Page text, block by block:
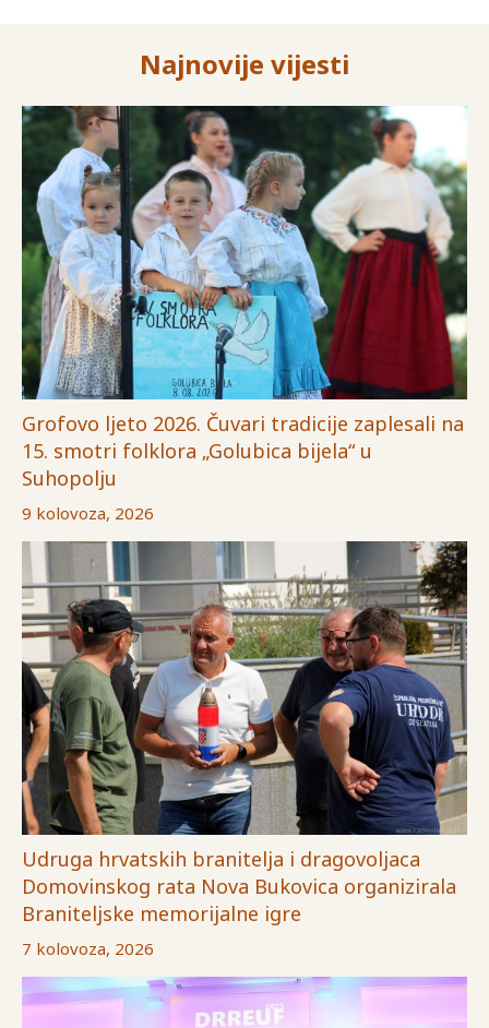
Najnovije vijesti
Grofovo ljeto 2026. Čuvari tradicije zaplesali na
15. smotri folklora „Golubica bijela“ u
Suhopolju
9 kolovoza, 2026
Udruga hrvatskih branitelja i dragovoljaca
Domovinskog rata Nova Bukovica organizirala
Braniteljske memorijalne igre
7 kolovoza, 2026